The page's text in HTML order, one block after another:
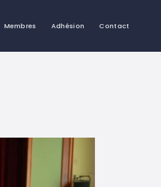
Membres Adhésion Contact